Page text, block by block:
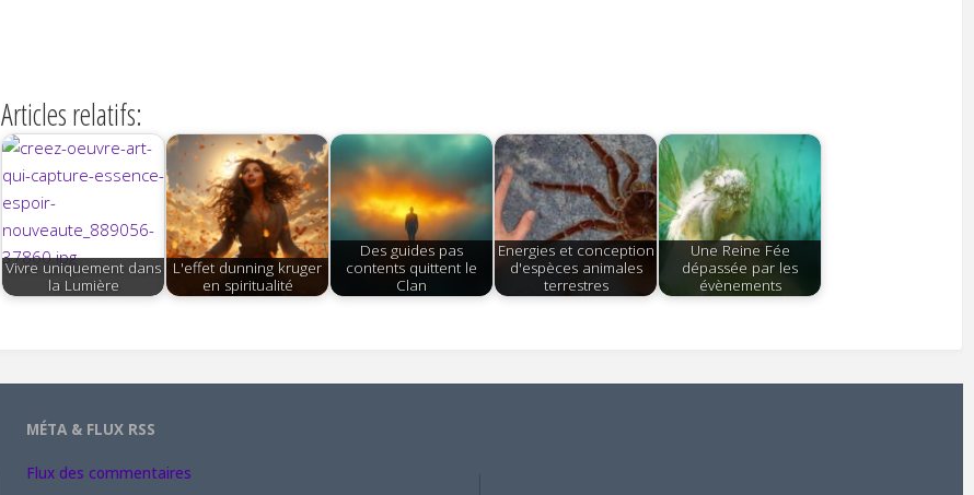
Articles relatifs:
Vivre uniquement dans
la Lumière
L'effet dunning kruger
en spiritualité
Des guides pas
contents quittent le
Clan
Energies et conception
d'espèces animales
terrestres
Une Reine Fée
dépassée par les
évènements
MÉTA & FLUX RSS
Flux des commentaires